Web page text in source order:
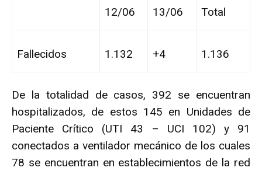
12/06 13/06 Total
Fallecidos 1.132 +4 1.136
De la totalidad de casos, 392 se encuentran
hospitalizados, de estos 145 en Unidades de
Paciente Crítico (UTI 43 – UCI 102) y 91
conectados a ventilador mecánico de los cuales
78 se encuentran en establecimientos de la red